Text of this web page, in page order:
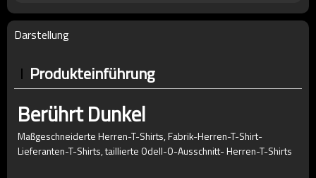
Darstellung
Produkteinführung
Berührt Dunkel
Maßgeschneiderte Herren-T-Shirts, Fabrik-Herren-T-Shirt-
Lieferanten-T-Shirts, taillierte Odell-O-Ausschnitt-Herren-T-Shirts